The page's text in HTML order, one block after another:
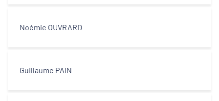
Noémie OUVRARD
Guillaume PAIN